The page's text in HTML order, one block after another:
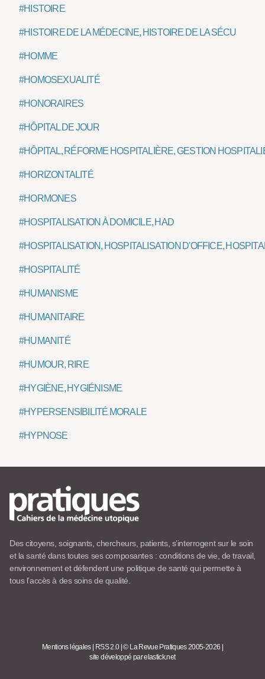
#HISTOIRE
#HISTOIRE DE LA MÉDECINE, HISTOIRE DE LA SÉCU
#HOMME
#HOMOSEXUALITÉ
#HONORAIRES
#HÔPITAL DE JOUR
#HÔPITAL, RÉFORME HOSPITALIÈRE, GESTION
#HORIZONTALITÉ
#HORMONES
#HOSPITALISATION À DOMICILE, HAD
#HOSPITALISATION, HOSPITALISATION D'OFFICE,
#HOSPITALITÉ
#HUMANISME
#HUMANITAIRE
#HUMANITÉ
#HUMOUR, RIRE
#HYGIÈNE, HYGIÉNISME
#HYPERSENSIBILITÉ MORALE
#HYPNOSE
Des citoyens, soignants, chercheurs, patients, s’interrogent sur le soin
et la santé dans toutes ses composantes : conditions de vie, de travail,
environnement et défendent une politique de santé qui permette à
tous l’accès à des soins de qualité.
Mentions légales RSS 2.0 |© La Revue Pratiques 2005-2026
site développé par elastick.net